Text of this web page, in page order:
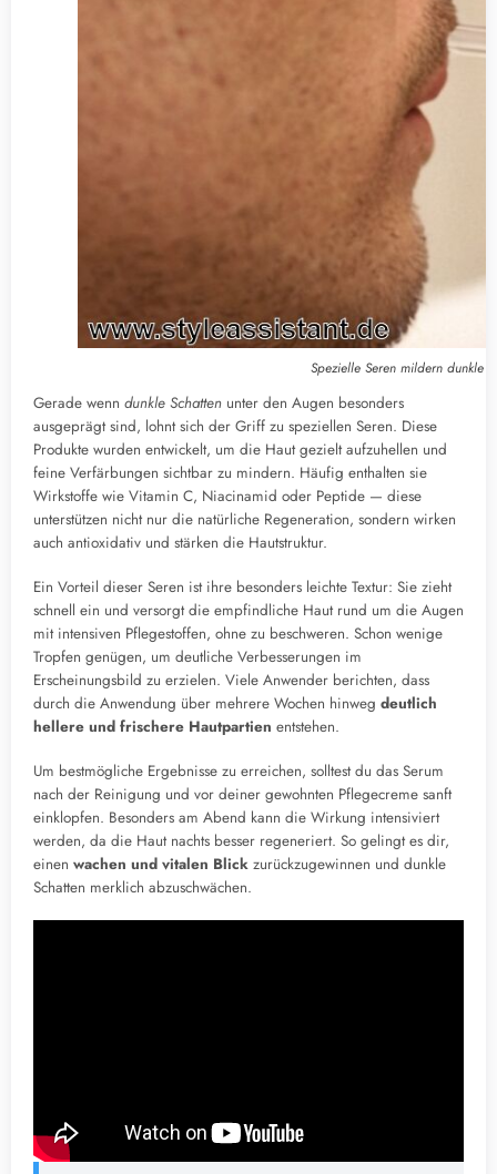
Spezielle Seren mildern dunkle
Gerade wenn dunkle Schatten unter den Augen besonders
ausgeprägt sind, lohnt sich der Griff zu speziellen Seren. Diese
Produkte wurden entwickelt, um die Haut gezielt aufzuhellen und
feine Verfärbungen sichtbar zu mindern. Häufig enthalten sie
Wirkstoffe wie Vitamin C, Niacinamid oder Peptide — diese
unterstützen nicht nur die natürliche Regeneration, sondern wirken
auch antioxidativ und stärken die Hautstruktur.
Ein Vorteil dieser Seren ist ihre besonders leichte Textur: Sie zieht
schnell ein und versorgt die empfindliche Haut rund um die Augen
mit intensiven Pflegestoffen, ohne zu beschweren. Schon wenige
Tropfen genügen, um deutliche Verbesserungen im
Erscheinungsbild zu erzielen. Viele Anwender berichten, dass
durch die Anwendung über mehrere Wochen hinweg deutlich
hellere und frischere Hautpartien entstehen.
Um bestmögliche Ergebnisse zu erreichen, solltest du das Serum
nach der Reinigung und vor deiner gewohnten Pflegecreme sanft
einklopfen. Besonders am Abend kann die Wirkung intensiviert
werden, da die Haut nachts besser regeneriert. So gelingt es dir,
einen wachen und vitalen Blick zurückzugewinnen und dunkle
Schatten merklich abzuschwächen.